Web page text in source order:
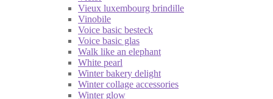
Vieux luxembourg brindille
Vinobile
Voice basic besteck
Voice basic glas
Walk like an elephant
White pearl
Winter bakery delight
Winter collage accessories
Winter glow